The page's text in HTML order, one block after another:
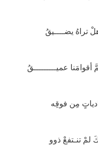
تراهُ يضــــيقُ
عميـــــــــقُ
مِن فوقِه
لمْ تنـتفعْ ذوو